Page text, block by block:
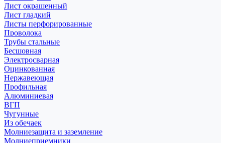
Лист окрашенный
Лист гладкий
Листы перфорированные
Проволока
Трубы стальные
Бесшовная
Электросварная
Оцинкованная
Нержавеющая
Профильная
Алюминиевая
ВГП
Чугунные
Из обечаек
Молниезащита и заземление
Молниеприемники